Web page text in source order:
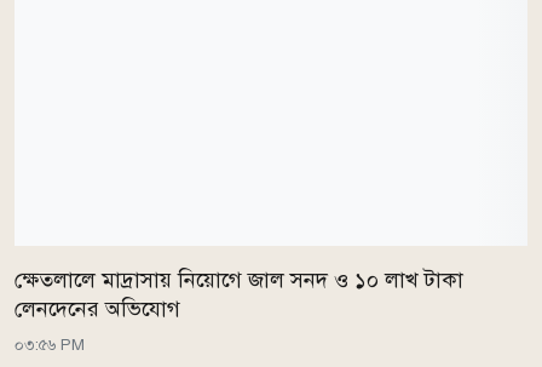
ক্ষেতলালে মাদ্রাসায় নিয়োগে জাল সনদ ও ১০ লাখ টাকা
লেনদেনের অভিযোগ
০৩:৫৬ PM